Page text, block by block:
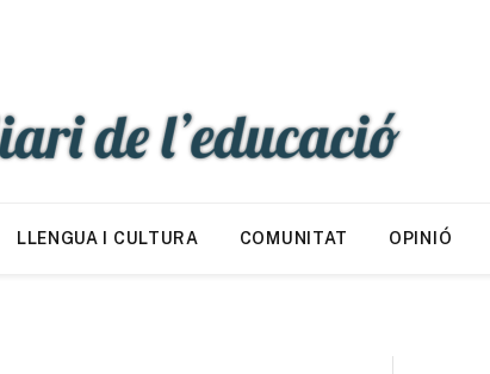
LLENGUA I CULTURA COMUNITAT OPINIÓ